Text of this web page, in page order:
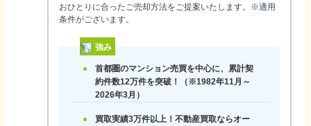
おひとりに合ったご売却方法をご提案いたします。※適用
条件がございます。
強み
首都圏のマンション売買を中心に、累計契
約件数12万件を突破！（※1982年11月～
2026年3月）
買取実績3万件以上！不動産買取ならオー